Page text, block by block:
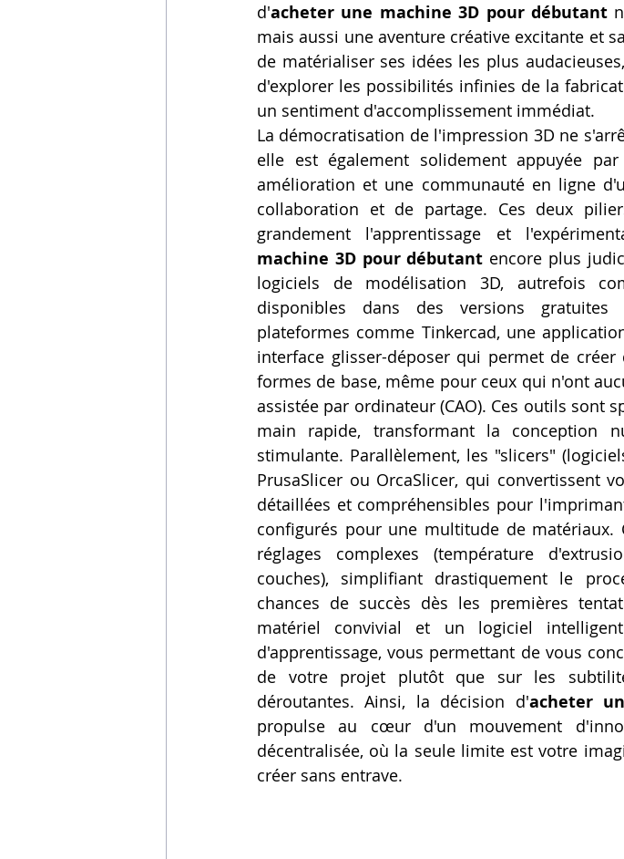
d'acheter une machine 3D pour débutant
mais aussi une aventure créative excitante et
de matérialiser ses idées les plus
d'explorer les possibilités infinies de la
un sentiment d'accomplissement immédiat.
La démocratisation de l'impression 3D ne
elle est également solidement appuyée
amélioration et une communauté en ligne
collaboration et de partage. Ces deux
grandement l'apprentissage et
machine 3D pour débutant encore plus
logiciels de modélisation 3D, autrefois
disponibles dans des versions gratuites
plateformes comme Tinkercad, une
interface glisser-déposer qui permet de
formes de base, même pour ceux qui n'ont
assistée par ordinateur (CAO). Ces outils sont
main rapide, transformant la conception
stimulante. Parallèlement, les "slicers"
PrusaSlicer ou OrcaSlicer, qui convertissent
détaillées et compréhensibles pour
configurés pour une multitude de
réglages complexes (température
couches), simplifiant drastiquement le
chances de succès dès les premières
matériel convivial et un logiciel
d'apprentissage, vous permettant de vous
de votre projet plutôt que sur les
déroutantes. Ainsi, la décision d'acheter
propulse au cœur d'un mouvement
décentralisée, où la seule limite est votre
créer sans entrave.